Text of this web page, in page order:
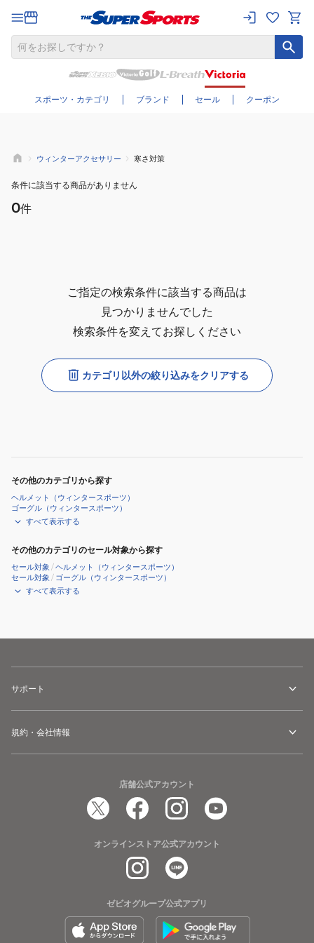
スポーツ・カテゴリ ブランド セール クーポン
さらに絞り込む
ウィンターアクセサリー 寒さ対策
条件に該当する商品がありません
0件
ご指定の検索条件に該当する商品は
見つかりませんでした
検索条件を変えてお探しください
カテゴリ以外の絞り込みをクリアする
その他のカテゴリから探す
ヘルメット（ウィンタースポーツ）
ゴーグル（ウィンタースポーツ）
すべて表示する
その他のカテゴリのセール対象から探す
セール対象 /ヘルメット（ウィンタースポーツ）
セール対象 / ゴーグル（ウィンタースポーツ）
すべて表示する
サポート
規約・会社情報
店舗公式アカウント
オンラインストア公式アカウント
ゼビオグループ公式アプリ